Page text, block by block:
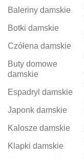
Baleriny damskie
Botki damskie
Czółena damskie
Buty domowe
damskie
Espadryl damskie
Japonk damskie
Kalosze damskie
Klapki damskie